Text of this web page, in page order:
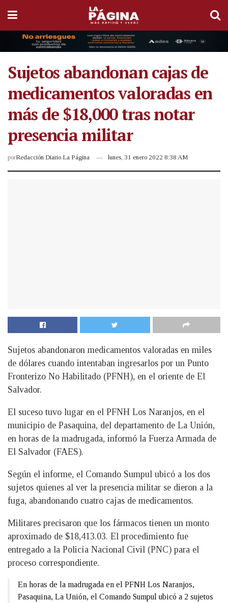
Sujetos abandonan cajas de
medicamentos valoradas en
más de $18,000 tras notar
presencia militar
porRedacción Diario La Página lunes, 31 enero 2022 8:38 AM
Sujetos abandonaron medicamentos valoradas en miles
de dólares cuando intentaban ingresarlos por un Punto
Fronterizo No Habilitado (PFNH), en el oriente de El
Salvador.
El suceso tuvo lugar en el PFNH Los Naranjos, en el
municipio de Pasaquina, del departamento de La Unión,
en horas de la madrugada, informó la Fuerza Armada de
El Salvador (FAES).
Según el informe, el Comando Sumpul ubicó a los dos
sujetos quienes al ver la presencia militar se dieron a la
fuga, abandonando cuatro cajas de medicamentos.
Militares precisaron que los fármacos tienen un monto
aproximado de $18,413.03. El procedimiento fue
entregado a la Policía Nacional Civil (PNC) para el
proceso correspondiente.
En horas de la madrugada en el PFNH Los Naranjos,
Pasaquina, La Unión, el Comando Sumpul ubicó a 2 sujetos